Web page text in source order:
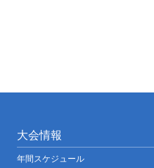
大会情報
年間スケジュール